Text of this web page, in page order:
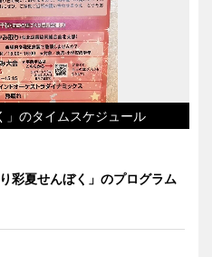
のタイムスケジュール
彩夏せんぼく」のプログラム